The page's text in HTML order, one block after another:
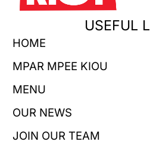
USEFUL
HOME
MPAR MPEE KIOU
MENU
OUR NEWS
JOIN OUR TEAM